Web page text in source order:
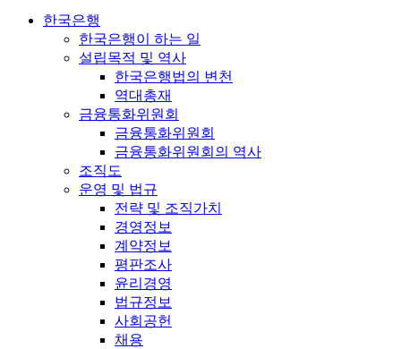
한국은행
한국은행이 하는 일
설립목적 및 역사
한국은행법의 변천
역대총재
금융통화위원회
금융통화위원회
금융통화위원회의 역사
조직도
운영 및 법규
전략 및 조직가치
경영정보
계약정보
평판조사
윤리경영
법규정보
사회공헌
채용